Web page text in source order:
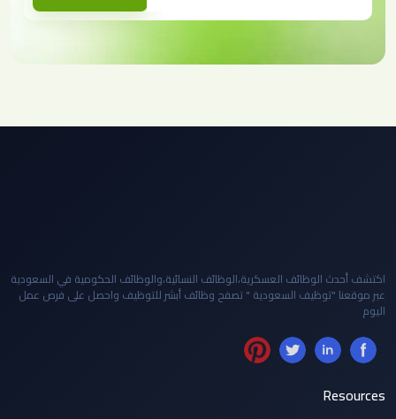
اكتشف أحدث الوظائف العسكرية،الوظائف النسائية،والوظائف الحكومية في السعودية
عبر موقعنا "توظيف السعودية " تصفح وظائف أبشر للتوظيف واحصل على فرص عمل
اليوم
Resources